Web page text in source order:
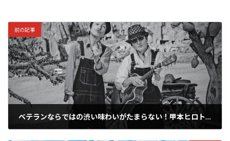
前の記事
ベテランならではの渋い味わいがたまらない！甲本ヒロト×内田勘太郎のブギ連が5年ぶりに再始動！